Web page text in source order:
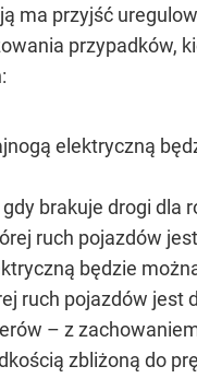
ma przyjść
przypadków,
elektryczną
brakuje drogi dla
ruch pojazdów
będzie
ruch pojazdów jest
– z
zbliżoną do